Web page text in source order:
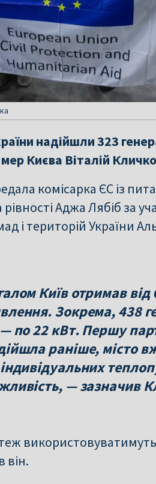
надійшли 323
Києва Віталій
комісарка ЄС із
Аджа Лябіб за
і територій України
Київ отримав
Зокрема, 438
по 22 кВт. Першу
раніше, місто
— зазначив
він.